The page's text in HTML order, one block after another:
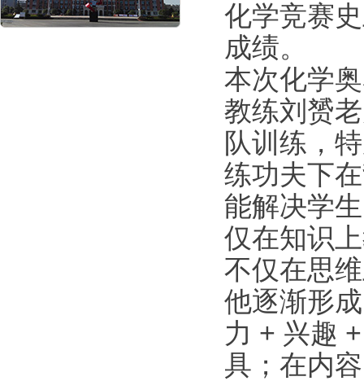
化学竞赛
成绩。
本次化学
教练刘赟
队训练，
练功夫下
能解决学
仅在知识
不仅在思
他逐渐形
力 + 兴趣
具；在内